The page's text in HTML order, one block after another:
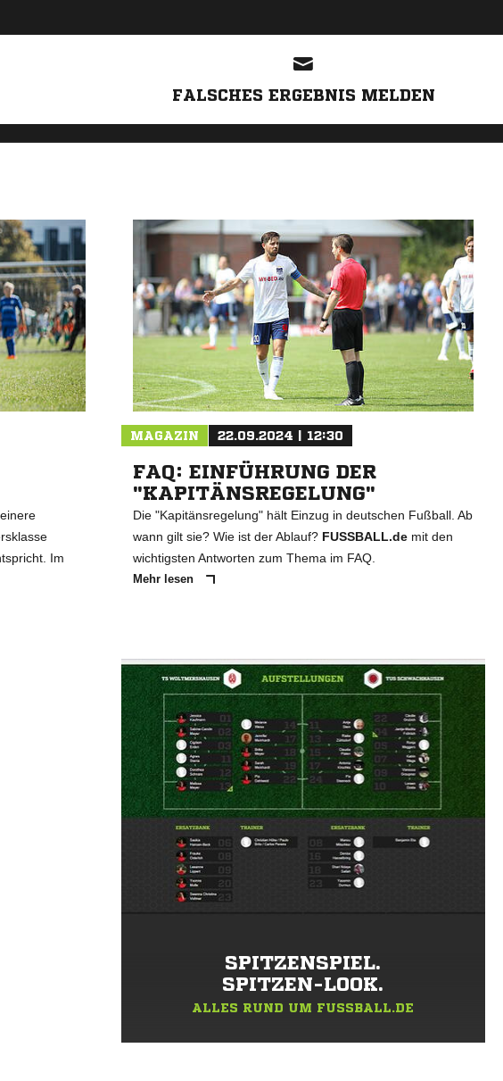
FALSCHES ERGEBNIS MELDEN
Im
MAGAZIN 22.09.2024 | 12:30
FAQ: EINFÜHRUNG DER
"KAPITÄNSREGELUNG"
Die "Kapitänsregelung" hält Einzug in deutschen Fußball. Ab
wann gilt sie? Wie ist der Ablauf? FUSSBALL.demit den
wichtigsten Antworten zum Thema im FAQ.
Mehr lesen
SPITZENSPIEL.
SPITZEN-LOOK.
ALLES RUND UM FUSSBALL.DE